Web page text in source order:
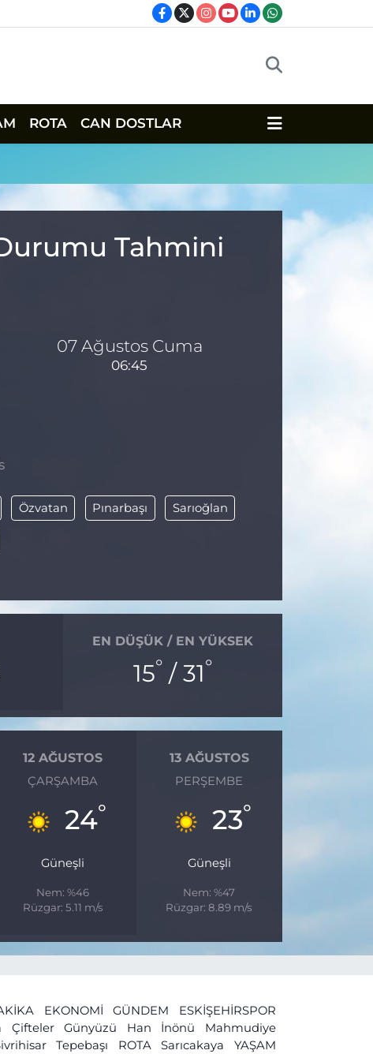
ROTA CAN DOSTLAR
Tahmini
07 Ağustos Cuma
06:45
Özvatan Pınarbaşı Sarıoğlan
EN DÜŞÜK / EN YÜKSEK
15°/ 31°
12 AĞUSTOS
ÇARŞAMBA
24°
Güneşli
Nem: %46
Rüzgar: 5.11 m/s
13 AĞUSTOS
PERŞEMBE
23°
Güneşli
Nem: %47
Rüzgar: 8.89 m/s
EKONOMİ GÜNDEM
ESKİŞEHİRSPOR
Çifteler Günyüzü Han İnönü
Mahmudiye
Tepebaşı ROTA Sarıcakaya
YAŞAM